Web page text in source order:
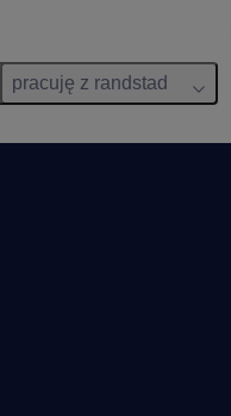
pracuję z randstad